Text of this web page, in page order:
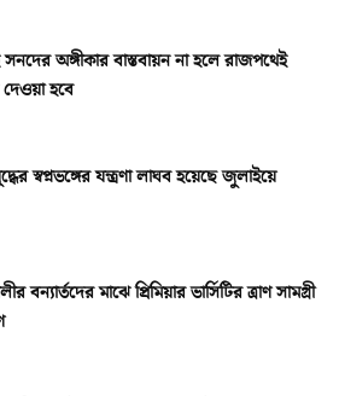
অঙ্গীকার বাস্তবায়ন না হলে রাজপথেই
হবে
স্বপ্নভঙ্গের যন্ত্রণা লাঘব হয়েছে জুলাইয়ে
বন্যার্তদের মাঝে প্রিমিয়ার ভার্সিটির ত্রাণ সামগ্রী